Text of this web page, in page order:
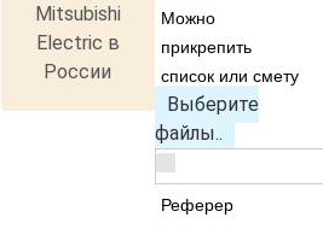
Можно
прикрепить
список или смету
Выберите
файлы..
Реферер
Mitsubishi
Electric в
России